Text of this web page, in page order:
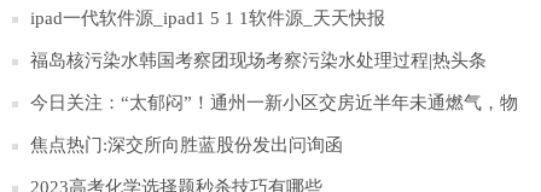
低水18点
ipad一代软件源_ipad1 5 1 1软件源_天天快报
福岛核污染水韩国考察团现场考察污染水处理过程|热头条
今日关注：“太郁闷”！通州一新小区交房近半年未通燃气，物
业：保守估计5月20日可解决
焦点热门:深交所向胜蓝股份发出问询函
2023高考化学选择题秒杀技巧有哪些